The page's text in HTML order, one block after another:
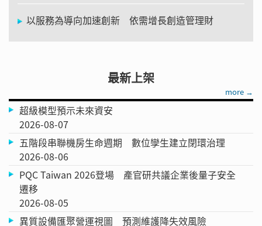
以服務為導向加速創新 依需增長創造管理財
最新上架
more →
超級模型預示未來資安
2026-08-07
五階段串聯機房生命週期 數位孿生建立閉環治理
2026-08-06
PQC Taiwan 2026登場 產官研共議企業後量子安全
遷移
2026-08-05
異質設備匯聚營運視圖 預測維護降失效風險